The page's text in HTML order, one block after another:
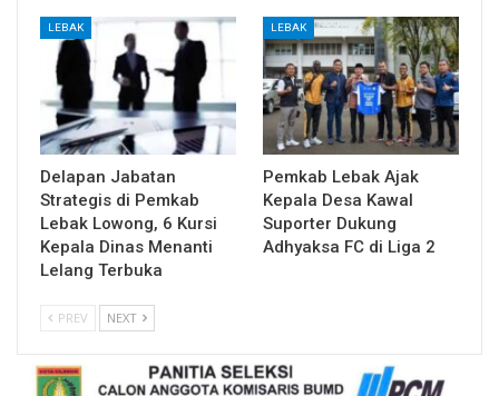
LEBAK
Delapan Jabatan
Strategis di Pemkab
Lebak Lowong, 6 Kursi
Kepala Dinas Menanti
Lelang Terbuka
LEBAK
Pemkab Lebak Ajak
Kepala Desa Kawal
Suporter Dukung
Adhyaksa FC di Liga 2
PREV NEXT